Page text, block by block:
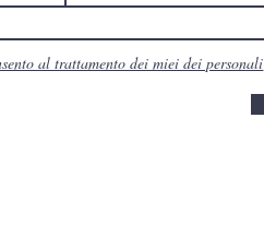
al trattamento dei miei dei personali